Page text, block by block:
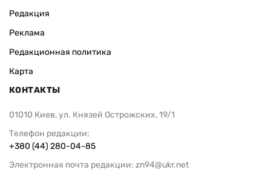
Редакция
Реклама
Редакционная политика
Карта
КОНТАКТЫ
01010 Киев, ул. Князей Острожских, 19/1
Телефон редакции:
+380 (44) 280-04-85
Электронная почта редакции: zn94@ukr.net